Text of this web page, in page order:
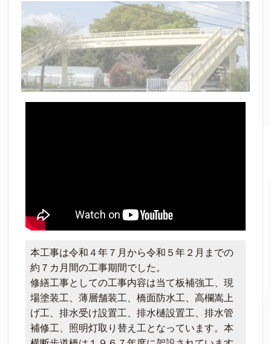
本工事は令和４年７月から令和５年２月までの
約７カ月間の工事期間でした。
修繕工事としての工事内容は当て板補強工、現
場塗装工、薄層舗装工、橋面防水工、高欄嵩上
げ工、排水受け設置工、排水樋設置工、排水管
補修工、照明灯取り替え工となっています。本